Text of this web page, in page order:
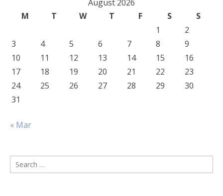
August 2026
M
T W T F S
S
1
2
3
4 5 6 7 8
9
10
11 12 13 14 15
16
17
18 19 20 21 22
23
24
25 26 27 28 29
30
31
« Mar
Search
for: